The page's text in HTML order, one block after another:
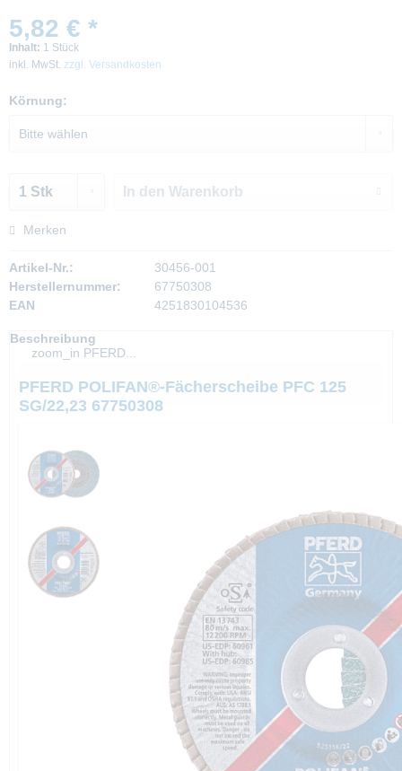
5,82 € *
Inhalt: 1 Stück
inkl. MwSt. zzgl. Versandkosten
Körnung:
In den Warenkorb
Merken
Artikel-Nr.:
30456-001
Herstellernummer:
67750308
EAN
4251830104536
Beschreibung
zoom_in PFERD...
PFERD POLIFAN®-Fächerscheibe PFC 125
SG/22,23 67750308